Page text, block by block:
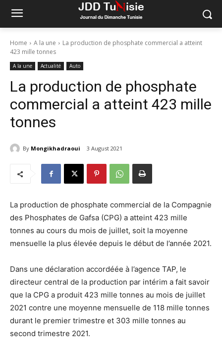
Home A la une
La production de phosphate commercial a atteint
423 mille tonnes
A la une Actualité Auto
La production de phosphate
commercial a atteint 423 mille
tonnes
By Mongikhadraoui 3 August 2021
La production de phosphate commercial de la Compagnie
des Phosphates de Gafsa (CPG) a atteint 423 mille
tonnes au cours du mois de juillet, soit la moyenne
mensuelle la plus élevée depuis le début de l’année 2021.
Dans une déclaration accordéée à l’agence TAP, le
directeur central de la production par intérim a fait savoir
que la CPG a produit 423 mille tonnes au mois de juillet
2021 contre une moyenne mensuelle de 118 mille tonnes
durant le premier trimestre et 303 mille tonnes au
second trimestre 2021.